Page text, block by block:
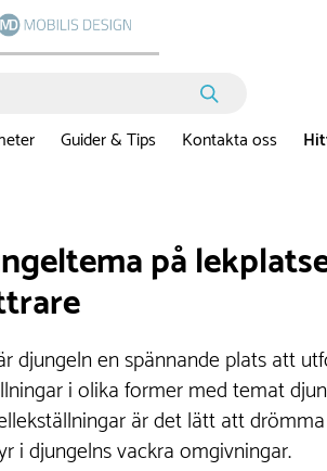
Guider & Tips Kontakta oss
på
djungeln en spännande plats att
i olika former med temat
är det lätt att
i djungelns vackra omgivningar.